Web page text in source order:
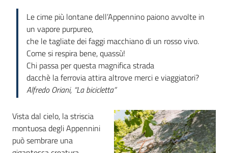
Servizi
Leggi
Bandi
Piani
Programmi
Progetti
Le cime più lontane dell’Appennino paiono avvolte in
un vapore purpureo,
che le tagliate dei faggi macchiano di un rosso vivo.
Come si respira bene, quassù!
Chi passa per questa magnifica strada
dacchè la ferrovia attira altrove merci e viaggiatori?
Alfredo Oriani, “La bicicletta”
Vista dal cielo, la striscia
montuosa degli Appennini
può sembrare una